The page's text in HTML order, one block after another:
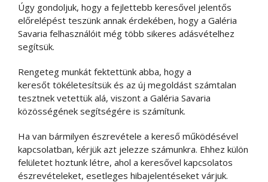
Úgy gondoljuk, hogy a fejlettebb keresővel jelentős
előrelépést teszünk annak érdekében, hogy a Galéria
Savaria felhasználóit még több sikeres adásvételhez
segítsük.
Rengeteg munkát fektettünk abba, hogy a
keresőt tökéletesítsük és az új megoldást számtalan
tesztnek vetettük alá, viszont a Galéria Savaria
közösségének segítségére is számítunk.
Ha van bármilyen észrevétele a kereső működésével
kapcsolatban, kérjük azt jelezze számunkra. Ehhez külön
felületet hoztunk létre, ahol a keresővel kapcsolatos
észrevételeket, esetleges hibajelentéseket várjuk.